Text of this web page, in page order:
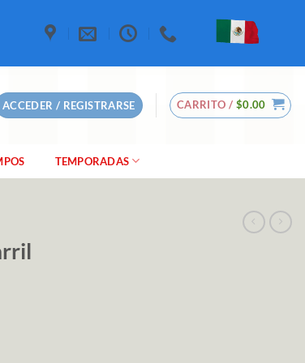
ACCEDER / REGISTRARSE CARRITO / $0.00
TEMPORADAS